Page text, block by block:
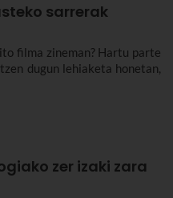
sarrerak
filma zineman? Hartu parte
dugun lehiaketa honetan,
zer izaki zara